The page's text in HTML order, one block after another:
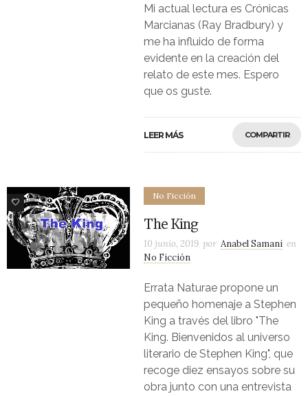
Mi actual lectura es Crónicas
Marcianas (Ray Bradbury) y
me ha influido de forma
evidente en la creación del
relato de este mes. Espero
que os guste.
LEER MÁS COMPARTIR
1
No Ficción
The King
10 junio, 2019 por Anabel Samani en
No Ficción
Errata Naturae propone un
pequeño homenaje a Stephen
King a través del libro "The
King. Bienvenidos al universo
literario de Stephen King", que
recoge diez ensayos sobre su
obra junto con una entrevista